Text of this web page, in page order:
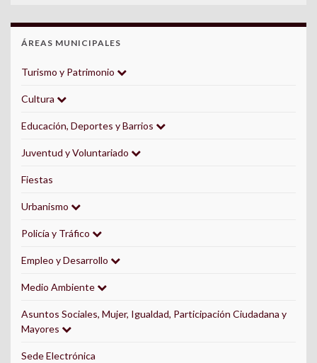
ÁREAS MUNICIPALES
Turismo y Patrimonio
Cultura
Educación, Deportes y Barrios
Juventud y Voluntariado
Fiestas
Urbanismo
Policía y Tráfico
Empleo y Desarrollo
Medio Ambiente
Asuntos Sociales, Mujer, Igualdad, Participación Ciudadana y
Mayores
Sede Electrónica